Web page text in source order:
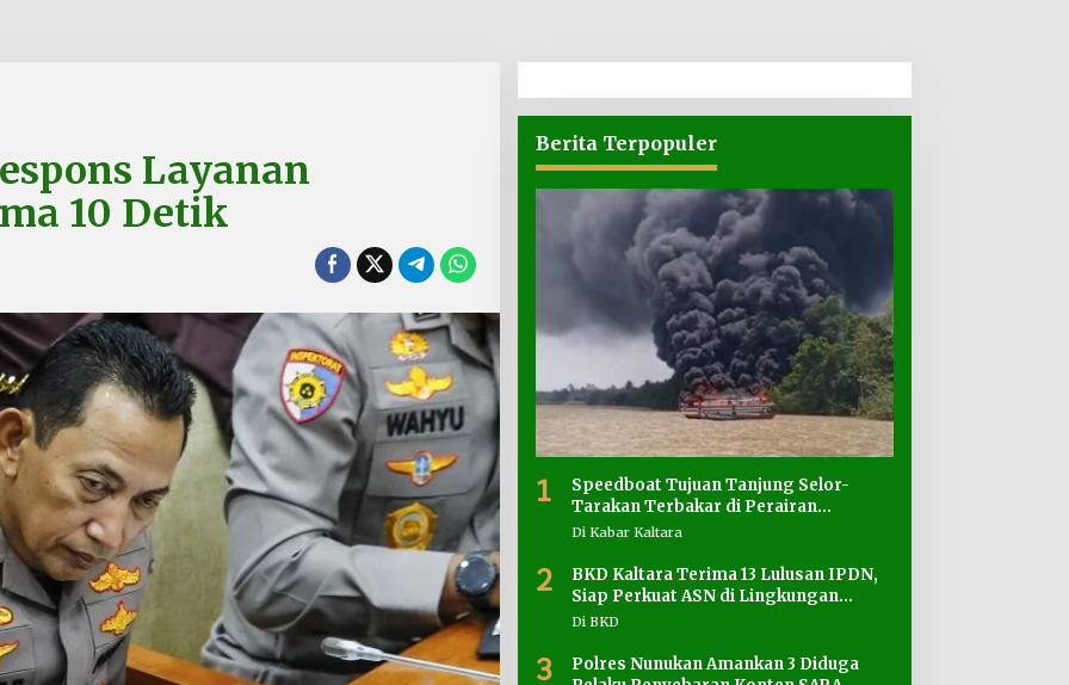
Layanan
10 Detik
Berita Terpopuler
1
Speedboat Tujuan Tanjung Selor-
Tarakan Terbakar di Perairan
Salimbatu
Di Kabar Kaltara
2
BKD Kaltara Terima 13 Lulusan IPDN,
Siap Perkuat ASN di Lingkungan
Pemprov
Di BKD
3
Polres Nunukan Amankan 3 Diduga